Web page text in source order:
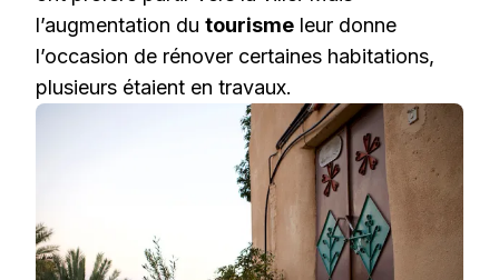
l’augmentation du tourisme leur donne
l’occasion de rénover certaines habitations,
plusieurs étaient en travaux.